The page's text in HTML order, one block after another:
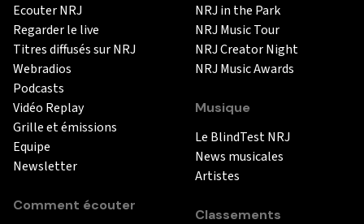
Ecouter NRJ
Regarder le live
Titres diffusés sur NRJ
Webradios
Podcasts
Vidéo Replay
Grille et émissions
Equipe
Newsletter
Comment écouter
NRJ in the Park
NRJ Music Tour
NRJ Creator Night
NRJ Music Awards
Musique
Le BlindTest NRJ
News musicales
Artistes
Classements